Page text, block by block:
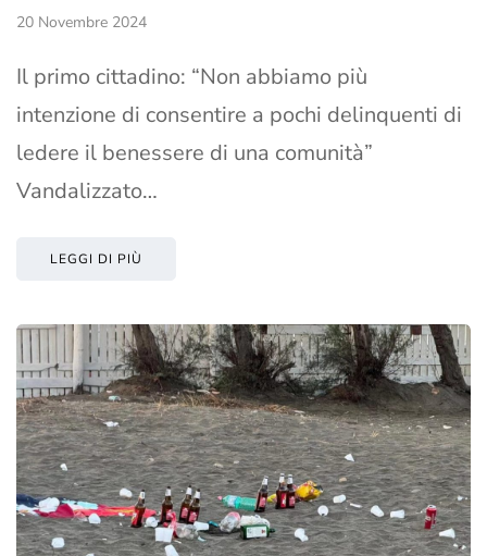
20 Novembre 2024
Il primo cittadino: “Non abbiamo più
intenzione di consentire a pochi delinquenti di
ledere il benessere di una comunità”
Vandalizzato…
LEGGI DI PIÙ